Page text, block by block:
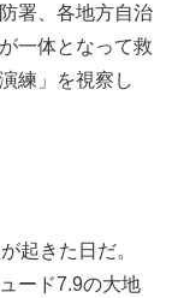
署、各地方自治
一体となって救
練」を視察し
起きた日だ。
ード7.9の大地